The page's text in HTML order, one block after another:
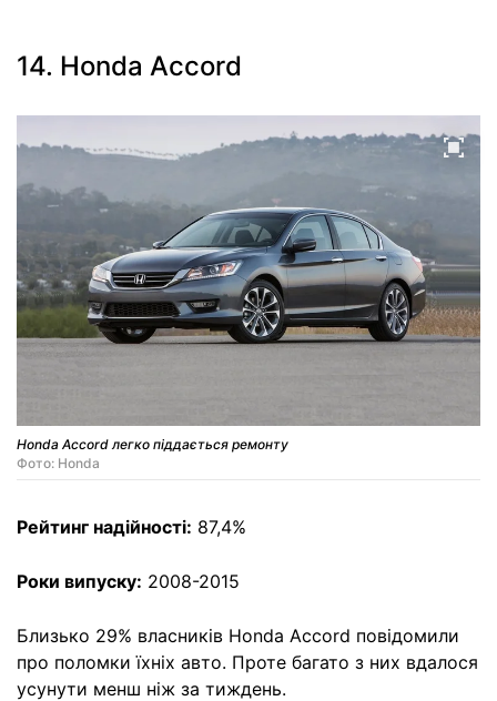
14. Honda Accord
Honda Accord легко піддається ремонту
Фото: Honda
Рейтинг надійності: 87,4%
Роки випуску: 2008-2015
Близько 29% власників Honda Accord повідомили
про поломки їхніх авто. Проте багато з них вдалося
усунути менш ніж за тиждень.